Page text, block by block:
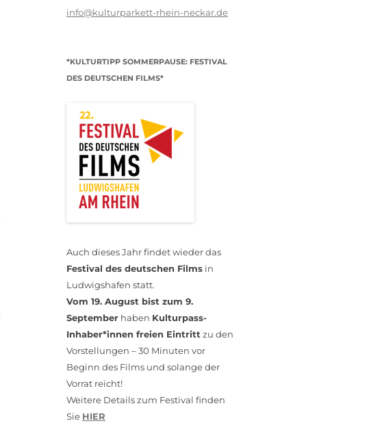
info@kulturparkett-rhein-neckar.de
*KULTURTIPP SOMMERPAUSE: FESTIVAL
DES DEUTSCHEN FILMS*
Auch dieses Jahr findet wieder das
Festival des deutschen Films in
Ludwigshafen statt.
Vom 19. August bist zum 9.
September haben Kulturpass-
Inhaber*innen freien Eintritt zu den
Vorstellungen – 30 Minuten vor
Beginn des Films und solange der
Vorrat reicht!
Weitere Details zum Festival finden
Sie HIER